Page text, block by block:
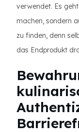
verwendet. Es
machen, sondern
zu finden, denn
das Endprodukt